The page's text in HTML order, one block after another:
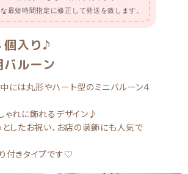
最短時間指定に修正して発送を致します。
個入り♪
ルーン
には丸形やハート型のミニバルーン４
ゃれに飾れるデザイン♪
としたお祝い、お店の装飾にも人気で
付きタイプです♡